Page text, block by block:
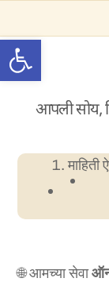
Open toolbar
to
content
आपली सोय,
माहिती
🌐 आमच्या सेवा